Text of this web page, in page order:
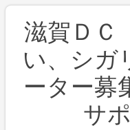
滋賀ＤＣ
い、シガ
ーター募
サ